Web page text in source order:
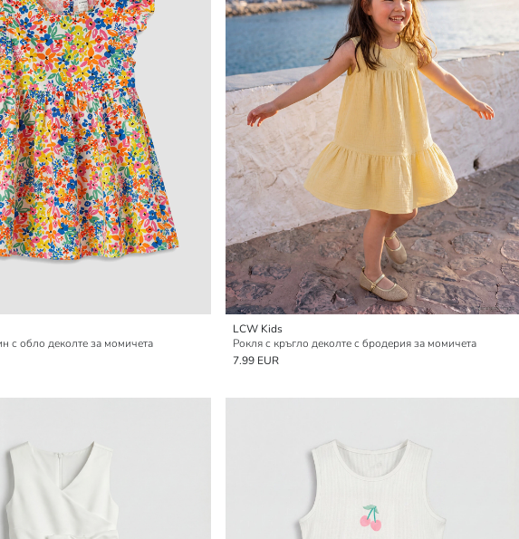
с обло деколте за момичета
LCW Kids
Рокля с кръгло деколте с бродерия за момичета
7.99 EUR